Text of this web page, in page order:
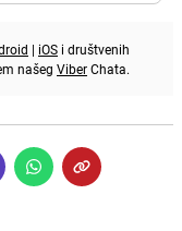
| iOS i društvenih
našeg ViberChata.